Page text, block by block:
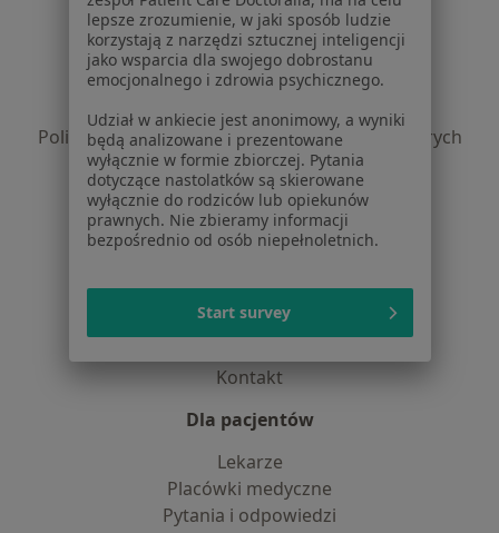
Serwis
Regulamin
Polityka prywatności pacjentów
Polityka prywatności profesjonalistów
Polityka prywatności dla profesjonalistów, których
dane pozyskaliśmy samodzielnie
Polityka cookies
Jak działają wyniki wyszukiwania
Dostępność
Partnerzy
Kontakt
Dla pacjentów
Lekarze
Placówki medyczne
Pytania i odpowiedzi
lepsze zrozumienie, w jaki sposób ludzie
korzystają z narzędzi sztucznej inteligencji
jako wsparcia dla swojego dobrostanu
emocjonalnego i zdrowia psychicznego.
Udział w ankiecie jest anonimowy, a wyniki
będą analizowane i prezentowane
wyłącznie w formie zbiorczej. Pytania
dotyczące nastolatków są skierowane
wyłącznie do rodziców lub opiekunów
prawnych. Nie zbieramy informacji
bezpośrednio od osób niepełnoletnich.
Start survey